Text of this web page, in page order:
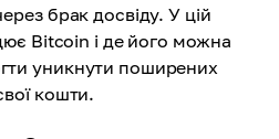
брак досвіду. У цій
Bitcoin і де його можна
уникнути поширених
кошти.